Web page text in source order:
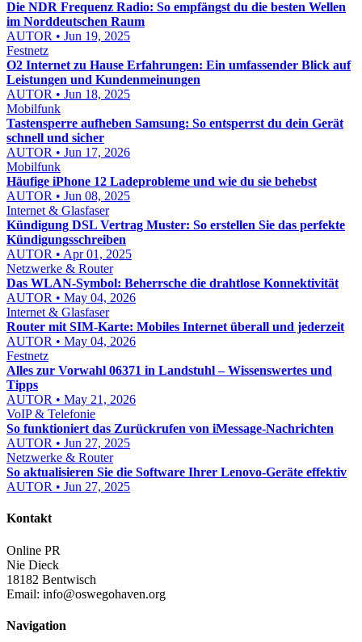
Die NDR Frequenz Radio: So empfängst du die besten Wellen
im Norddeutschen Raum
AUTOR • Jun 19, 2025
Festnetz
O2 Internet zu Hause Erfahrungen: Ein umfassender Blick auf
Leistungen und Kundenmeinungen
AUTOR • Jun 18, 2025
Mobilfunk
Tastensperre aufheben Samsung: So entsperrst du dein Gerät
schnell und sicher
AUTOR • Jun 17, 2026
Mobilfunk
Häufige iPhone 12 Ladeprobleme und wie du sie behebst
AUTOR • Jun 08, 2025
Internet & Glasfaser
Kündigung DSL Vertrag Muster: So erstellen Sie das perfekte
Kündigungsschreiben
AUTOR • Apr 01, 2025
Netzwerke & Router
Das WLAN-Symbol: Beherrsche die drahtlose Konnektivität
AUTOR • May 04, 2026
Internet & Glasfaser
Router mit SIM-Karte: Mobiles Internet überall und jederzeit
AUTOR • May 04, 2026
Festnetz
Alles zur Vorwahl 06371 in Landstuhl – Wissenswertes und
Tipps
AUTOR • May 21, 2026
VoIP & Telefonie
So funktioniert das Zurückrufen von iMessage-Nachrichten
AUTOR • Jun 27, 2025
Netzwerke & Router
So aktualisieren Sie die Software Ihrer Lenovo-Geräte effektiv
AUTOR • Jun 27, 2025
Kontakt
Online PR
Nie Dieck
18182 Bentwisch
Email: info@oswegohaven.org
Navigation